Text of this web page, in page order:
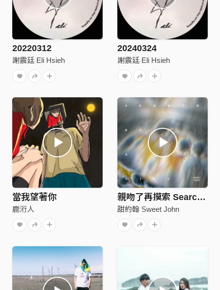
20220312
謝震廷 Eli Hsieh
20240324
謝震廷 Eli Hsieh
當我望著你
鹿洐人
親吻了再摸索 Search by a Kiss
甜約翰 Sweet John